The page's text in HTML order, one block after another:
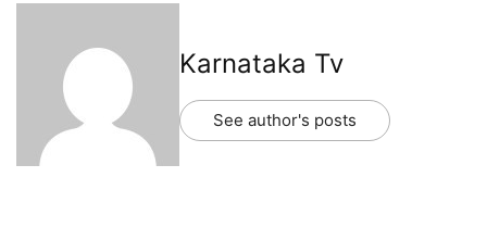
Karnataka Tv
See author's posts